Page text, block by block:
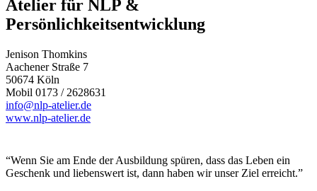
Atelier für NLP &
Persönlichkeitsentwicklung
Jenison Thomkins
Aachener Straße 7
50674 Köln
Mobil 0173 / 2628631
info@nlp-atelier.de
www.nlp-atelier.de
“Wenn Sie am Ende der Ausbildung spüren, dass das Leben ein
Geschenk und liebenswert ist, dann haben wir unser Ziel erreicht.”